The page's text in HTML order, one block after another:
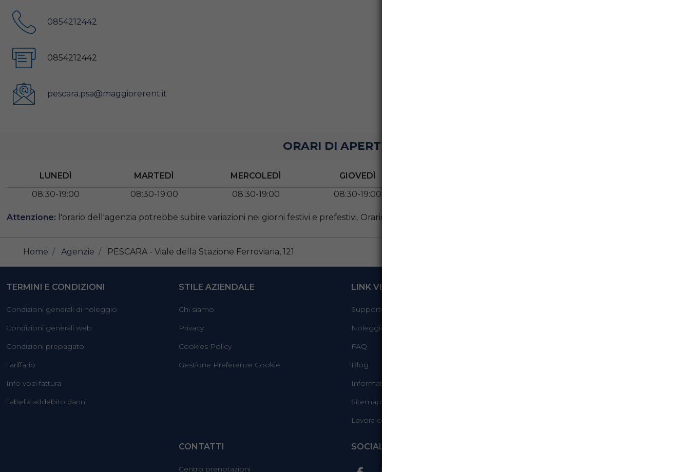
0854212442
0854212442
pescara.psa@maggiorerent.it
ORARI DI APERTURA
LUNEDÌ MARTEDÌ MERCOLEDÌ GIOVEDÌ
08:30-19:00
08:30-19:00 08:30-19:00 08:30-19:00
Attenzione: l'orario dell'agenzia potrebbe subire variazioni nei giorni festivi e prefestivi. Orario extra su richiesta chiamando il Centro Prenotazioni.
Home Agenzie PESCARA - Viale della Stazione Ferroviaria, 121
TERMINI E CONDIZIONI
Condizioni generali di noleggio
Condizioni generali web
Condizioni prepagato
Tariffario
Info voci fattura
Tabella addebito danni
STILE AZIENDALE
Chi siamo
Privacy
Cookies Policy
Gestione Preferenze Cookie
LINK VELOCI
Supporto
Noleggio sicuro
FAQ
Blog
Informativa Whistleblowing
Sitemap
Lavora con noi
CONTATTI
Centro prenotazioni
SOCIAL